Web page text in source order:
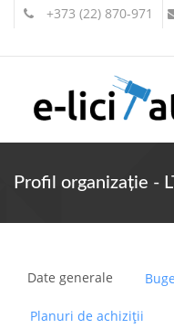
+373 (22) 870-971
Profil organizație -
Date generale
Planuri de achiziții